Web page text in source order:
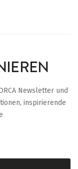
Newsletter und
inspirierende